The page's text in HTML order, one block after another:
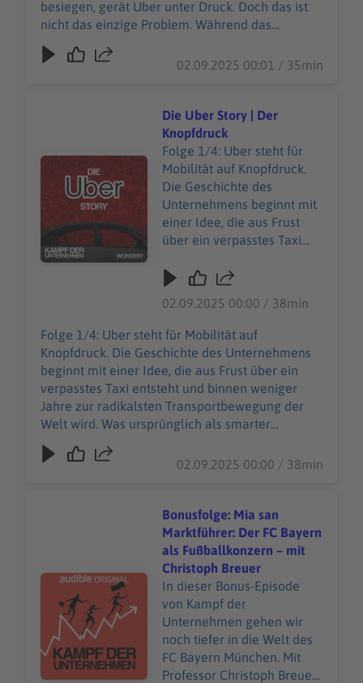
Stimmung. Der Hashtag:
Drama beginnt ganz leise,
San Francisco. Unsere
allgemeinen
Datenschutzrichtlinien
finden Sie unter
https://art19.com/privacy.
Die Datenschutzrichtlinien
für Kalifornien sind unter
https://art19.com/privacy#
do-not-sell-my-info
abrufbar.
besiegen, gerät Uber unter Druck. Doch das ist
nicht das einzige Problem. Während das
Unternehmen mitten im Protest gegen Trumps
„Muslim Ban“ die Preise senkt, kippt die
ganz leise, in einer kleinen Wohnung in San
Datenschutzrichtlinien finden Sie unter
https://art19.com/privacy. Die
Datenschutzrichtlinien für Kalifornien sind unter
https://art19.com/privacy#do-not-sell-my-info
abrufbar.
02.09.2025 00:01 / 35min
Audiotitel - Die Uber Story | Der Knopfdruck
Die Uber Story | Der
Knopfdruck
Folge 1/4: Uber steht für
Mobilität auf Knopfdruck.
Die Geschichte des
Unternehmens beginnt mit
einer Idee, die aus Frust
über ein verpasstes Taxi
weniger Jahre zur
Transportbewegung der
Welt wird. Was ursprünglich
als smarter
Limousinenservice geplant
ist, wird zu einem
aggressiven
Expansionsprojekt mit
Milliardenbewertungen,
einer toxischen
ignoriert Regeln,
unterwandert Behörden,
entfacht Proteste. Doch je
schneller das Unternehmen
wächst, desto größer
werden die Brüche,
Skandale und
Auseinandersetzungen.
Unsere allgemeinen
Datenschutzrichtlinien
02.09.2025 00:00 / 38min
Folge 1/4: Uber steht für Mobilität auf
Knopfdruck. Die Geschichte des Unternehmens
beginnt mit einer Idee, die aus Frust über ein
verpasstes Taxi entsteht und binnen weniger
Jahre zur radikalsten Transportbewegung der
Welt wird. Was ursprünglich als smarter
Limousinenservice geplant ist, wird zu einem
aggressiven Expansionsprojekt mit
ignoriert Regeln, unterwandert Behörden,
entfacht Proteste. Doch je schneller das
Unternehmen wächst, desto größer werden die
Brüche, Skandale und Auseinandersetzungen.
Unsere allgemeinen Datenschutzrichtlinien
finden Sie unter https://art19.com/privacy. Die
Datenschutzrichtlinien für Kalifornien sind unter
https://art19.com/privacy#do-not-sell-my-info
abrufbar.
02.09.2025 00:00 / 38min
Audiotitel - Bonusfolge: Mia san Marktführer: Der FC
Bonusfolge: Mia san
Marktführer: Der FC Bayern
als Fußballkonzern – mit
Christoph Breuer
In dieser Bonus-Episode
von Kampf der
Unternehmen gehen wir
noch tiefer in die Welt des
FC Bayern München. Mit
Professor Christoph Breuer